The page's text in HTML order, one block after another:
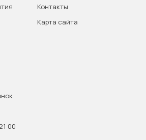
Контакты
Карта сайта